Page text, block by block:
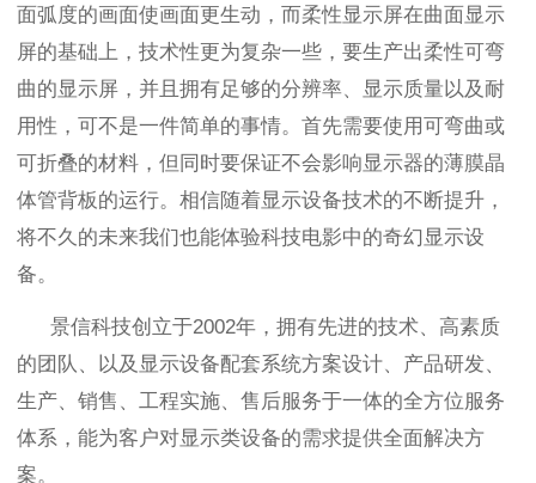
面弧度的画面使画面更生动，而柔性显示屏在曲面显示
屏的基础上，技术性更为复杂一些，要生产出柔性可弯
曲的显示屏，并且拥有足够的分辨率、显示质量以及耐
用性，可不是一件简单的事情。首先需要使用可弯曲或
可折叠的材料，但同时要保证不会影响显示器的薄膜晶
体管背板的运行。相信随着显示设备技术的不断提升，
将不久的未来我们也能体验科技电影中的奇幻显示设
备。
景信科技创立于2002年，拥有先进的技术、高素质
的团队、以及显示设备配套系统方案设计、产品研发、
生产、销售、工程实施、售后服务于一体的全方位服务
体系，能为客户对显示类设备的需求提供全面解决方
案。